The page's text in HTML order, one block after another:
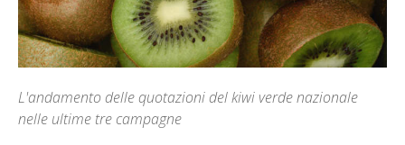
L'andamento delle quotazioni del kiwi verde nazionale
nelle ultime tre campagne